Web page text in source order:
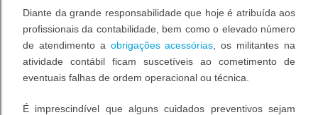
Diante da grande responsabilidade que hoje é atribuída aos
profissionais da contabilidade, bem como o elevado número
de atendimento a obrigações acessórias , os militantes na
atividade contábil ficam suscetíveis ao cometimento de
eventuais falhas de ordem operacional ou técnica.
É imprescindível que alguns cuidados preventivos sejam